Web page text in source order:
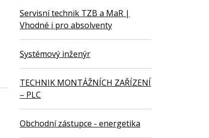
Servisní technik TZB a MaR |
Vhodné i pro absolventy
Systémový inženýr
TECHNIK MONTÁŽNÍCH ZAŘÍZENÍ
– PLC
Obchodní zástupce - energetika